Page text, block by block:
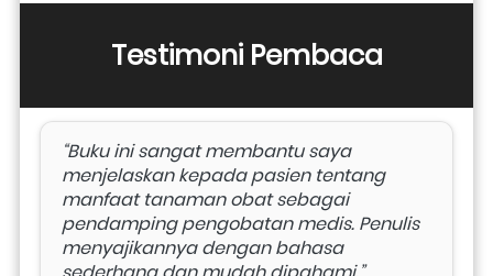
Testimoni Pembaca
“Buku ini sangat membantu saya
menjelaskan kepada pasien tentang
manfaat tanaman obat sebagai
pendamping pengobatan medis. Penulis
menyajikannya dengan bahasa